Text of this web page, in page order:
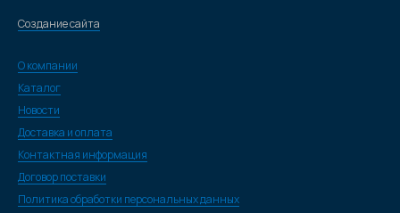
Создание сайта
О компании
Каталог
Новости
Доставка и оплата
Контактная информация
Договор поставки
Политика обработки персональных данных